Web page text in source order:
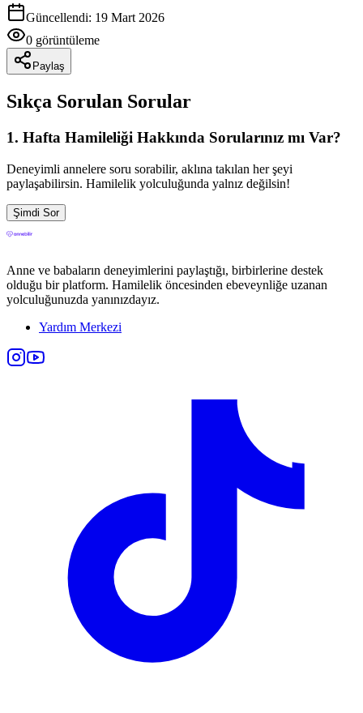
Güncellendi: 19 Mart 2026
0 görüntüleme
Paylaş
Sıkça Sorulan Sorular
1. Hafta Hamileliği Hakkında Sorularınız mı Var?
Deneyimli annelere soru sorabilir, aklına takılan her şeyi
paylaşabilirsin. Hamilelik yolculuğunda yalnız değilsin!
Şimdi Sor
Anne ve babaların deneyimlerini paylaştığı, birbirlerine destek
olduğu bir platform. Hamilelik öncesinden ebeveynliğe uzanan
yolculuğunuzda yanınızdayız.
Yardım Merkezi